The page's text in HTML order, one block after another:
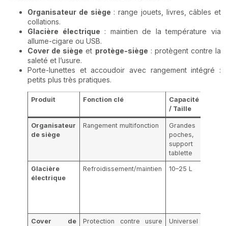
Organisateur de siège : range jouets, livres, câbles et
collations.
Glacière électrique : maintien de la température via
allume-cigare ou USB.
Cover de siège et protège-siège : protègent contre la
saleté et l’usure.
Porte-lunettes et accoudoir avec rangement intégré :
petits plus très pratiques.
Produit Fonction clé
Capacité
/ Taille
Organisateur
de siège
Rangement multifonction
Grandes
poches,
support
tablette
Glacière
électrique
Refroidissement/maintien 10–25 L
Cover de
Protection contre usure
Universel